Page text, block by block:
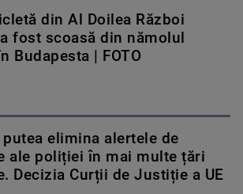
din Al Doilea Război
fost scoasă din nămolul
Budapesta | FOTO
putea elimina alertele de
ale poliției în mai multe țări
Decizia Curții de Justiție a UE